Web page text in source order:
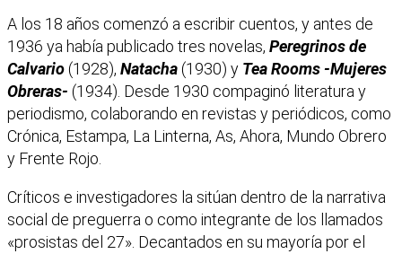
A los 18 años comenzó a escribir cuentos, y antes de
1936 ya había publicado tres novelas, Peregrinos de
Calvario (1928), Natacha (1930) y Tea Rooms -Mujeres
Obreras- (1934). Desde 1930 compaginó literatura y
periodismo, colaborando en revistas y periódicos, como
Crónica, Estampa, La Linterna, As, Ahora, Mundo Obrero
y Frente Rojo.
Críticos e investigadores la sitúan dentro de la narrativa
social de preguerra o como integrante de los llamados
«prosistas del 27». Decantados en su mayoría por el